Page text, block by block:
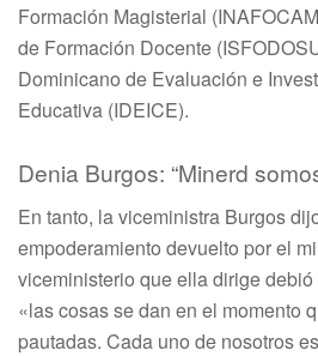
Formación Magisterial
de Formación Docente
Dominicano de Evaluación e
Educativa (IDEICE).
Denia Burgos: “Minerd
En tanto, la viceministra Burgos
empoderamiento devuelto por el
viceministerio que ella dirige
«las cosas se dan en el momento
pautadas. Cada uno de nosotros